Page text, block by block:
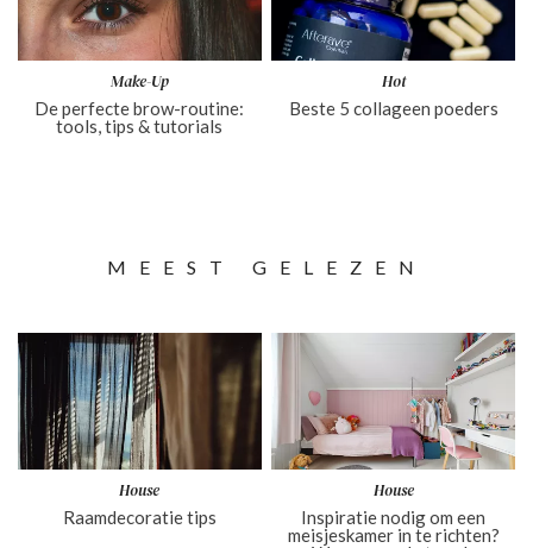
Make-Up
De perfecte brow-routine:
tools, tips & tutorials
Hot
Beste 5 collageen poeders
MEEST GELEZEN
House
Raamdecoratie tips
House
Inspiratie nodig om een
meisjeskamer in te richten?